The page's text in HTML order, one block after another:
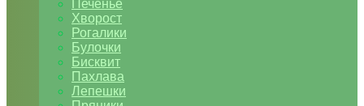
Печенье
Хворост
Рогалики
Булочки
Бисквит
Пахлава
Лепешки